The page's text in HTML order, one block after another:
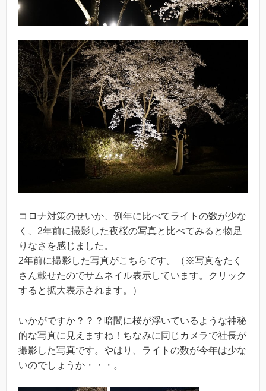
コロナ対策のせいか、例年に比べてライトの数が少な
く、2年前に撮影した夜桜の写真と比べてみると物足
りなさを感じました。
2年前に撮影した写真がこちらです。（※写真をたく
さん載せたのでサムネイル表示しています。クリック
すると拡大表示されます。）
いかがですか？？？暗闇に桜が浮いているような神秘
的な写真に見えますね！ちなみに同じカメラで社長が
撮影した写真です。やはり、ライトの数が今年は少な
いのでしょうか・・・。